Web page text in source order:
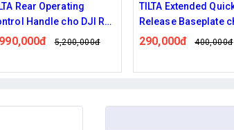
Rear Operating
Handle cho DJI RS
5,200,000đ
TILTA Extended
Release Baseplate
RS 2/ RSC 2
290,000đ 400,000đ